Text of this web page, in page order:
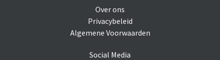
Over ons
Privacybeleid
Algemene Voorwaarden
Social Media